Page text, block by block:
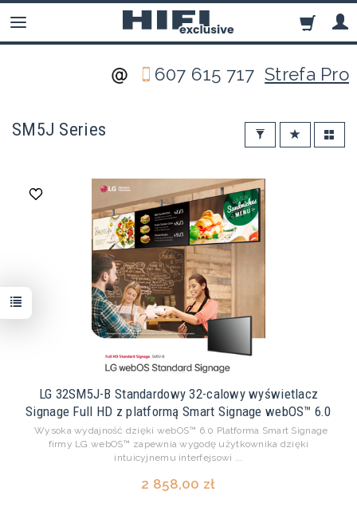
607 615 717Strefa Pro
SM5J Series
LG 32SM5J-B Standardowy 32-calowy wyświetlacz
Signage Full HD z platformą Smart Signage webOS™ 6.0
Wysoka wydajność dzięki webOS™ 6.0 Platforma Smart Signage
firmy LG webOS™ zapewnia wygodę użytkownika dzięki
intuicyjnemu interfejsowi ...
2 858,00 zł